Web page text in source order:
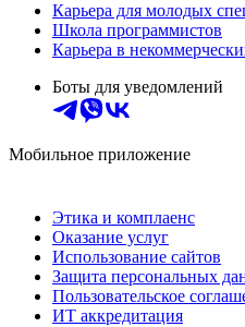
Карьера для молодых
Школа программистов
Карьера в
Боты для уведомлений
Мобильное приложение
Этика и комплаенс
Оказание услуг
Использование сайтов
Защита персональных
Пользовательское
ИТ аккредитация